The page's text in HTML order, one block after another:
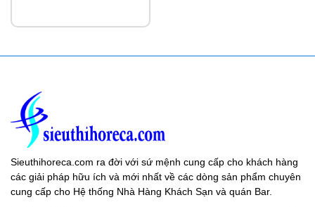
Sieuthihoreca.com ra đời với sứ mệnh cung cấp cho khách hàng
các giải pháp hữu ích và mới nhất về các dòng sản phẩm chuyên
cung cấp cho Hệ thống Nhà Hàng Khách Sạn và quán Bar.